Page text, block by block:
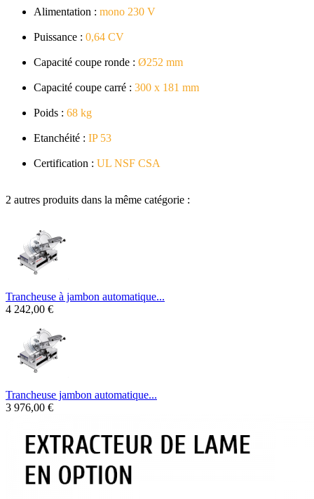
Alimentation : mono 230 V
Puissance : 0,64 CV
Capacité coupe ronde : Ø252 mm
Capacité coupe carré : 300 x 181 mm
Poids : 68 kg
Etanchéité : IP 53
Certification : UL NSF CSA
2 autres produits dans la même catégorie :
Trancheuse à jambon automatique...
4 242,00 €
Trancheuse jambon automatique...
3 976,00 €